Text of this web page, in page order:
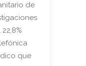
de
que